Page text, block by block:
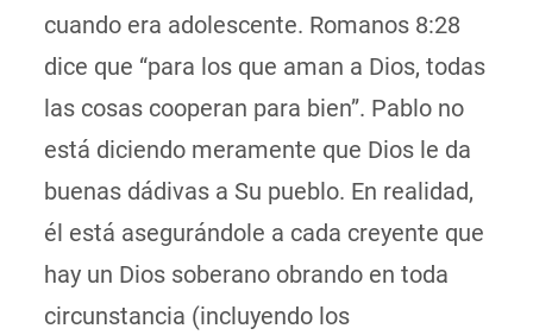
cuando era adolescente. Romanos 8:28
dice que “para los que aman a Dios, todas
las cosas cooperan para bien”. Pablo no
está diciendo meramente que Dios le da
buenas dádivas a Su pueblo. En realidad,
él está asegurándole a cada creyente que
hay un Dios soberano obrando en toda
circunstancia (incluyendo los